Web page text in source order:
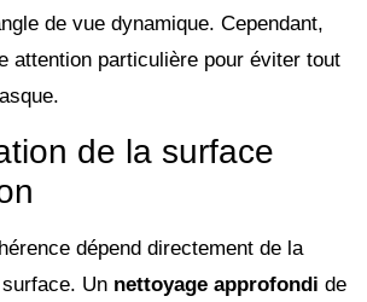
de vue dynamique. Cependant,
attention particulière pour éviter tout
de la surface
dépend directement de la
Un nettoyage approfondi de